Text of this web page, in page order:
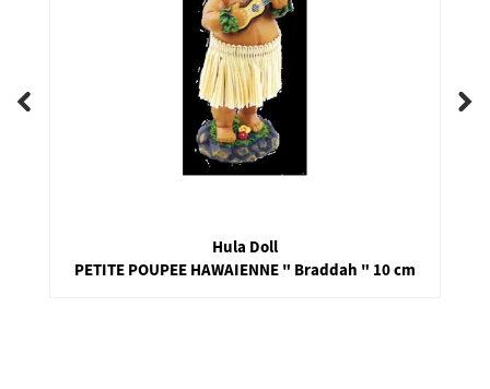
Hula Doll
PETITE POUPEE HAWAIENNE " Braddah " 10 cm